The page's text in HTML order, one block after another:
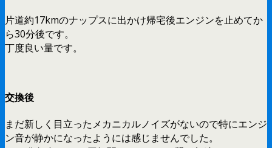
片道約17kmのナップスに出かけ帰宅後エンジンを止めてか
ら30分後です。
丁度良い量です。
交換後
まだ新しく目立ったメカニカルノイズがないので特にエンジ
ン音が静かになったようには感じませんでした。